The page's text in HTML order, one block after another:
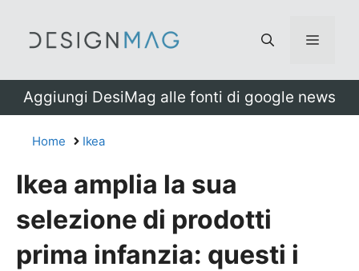
Menu
Aggiungi DesiMag alle fonti di google news
Home Ikea
Ikea amplia la sua
selezione di prodotti
prima infanzia: questi i